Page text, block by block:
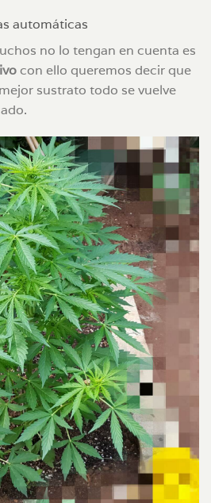
automáticas
no lo tengan en cuenta es
con ello queremos decir que
sustrato todo se vuelve